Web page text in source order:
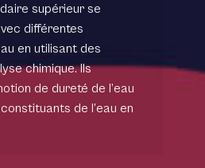
supérieur se
différentes
en utilisant des
chimique. Ils
de dureté de l’eau
de l’eau en